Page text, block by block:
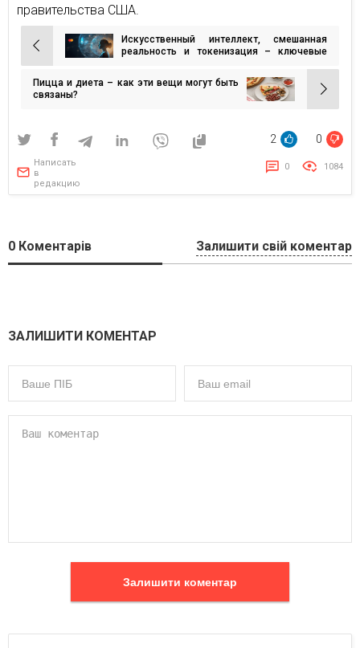
правительства США.
Навигация
по
записям
Искусственный интеллект, смешанная
реальность и токенизация – ключевые
Пицца и диета – как эти вещи могут быть
связаны?
2 0
Написать
в
редакцию
0 1084
0 Коментарів Залишити свій коментар
ЗАЛИШИТИ КОМЕНТАР
Залишити коментар